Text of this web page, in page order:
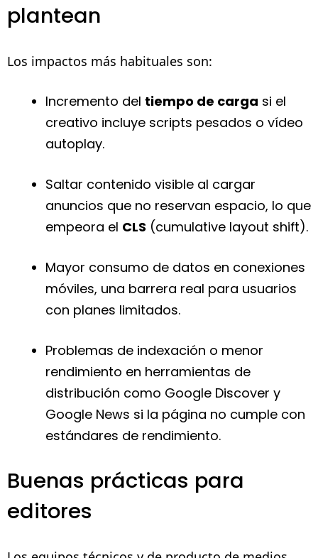
plantean
Los impactos más habituales son:
Incremento del tiempo de carga si el
creativo incluye scripts pesados o vídeo
autoplay.
Saltar contenido visible al cargar
anuncios que no reservan espacio, lo que
empeora el CLS (cumulative layout shift).
Mayor consumo de datos en conexiones
móviles, una barrera real para usuarios
con planes limitados.
Problemas de indexación o menor
rendimiento en herramientas de
distribución como Google Discover y
Google News si la página no cumple con
estándares de rendimiento.
Buenas prácticas para
editores